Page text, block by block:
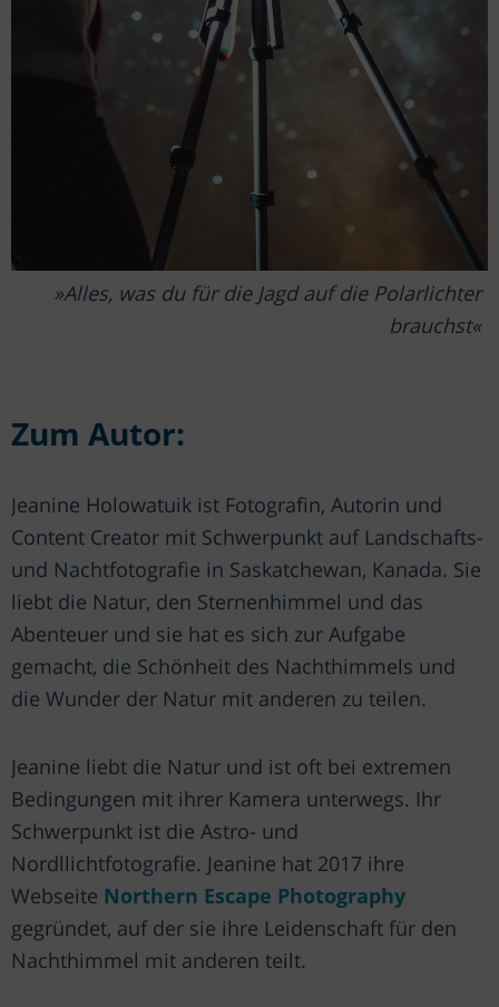
Alles, was du für die Jagd auf die Polarlichter
brauchst
Zum Autor:
Jeanine Holowatuik ist Fotografin, Autorin und
Content Creator mit Schwerpunkt auf Landschafts-
und Nachtfotografie in Saskatchewan, Kanada. Sie
liebt die Natur, den Sternenhimmel und das
Abenteuer und sie hat es sich zur Aufgabe
gemacht, die Schönheit des Nachthimmels und
die Wunder der Natur mit anderen zu teilen.
Jeanine liebt die Natur und ist oft bei extremen
Bedingungen mit ihrer Kamera unterwegs. Ihr
Schwerpunkt ist die Astro- und
Nordllichtfotografie. Jeanine hat 2017 ihre
Webseite Northern Escape Photography
gegründet, auf der sie ihre Leidenschaft für den
Nachthimmel mit anderen teilt.